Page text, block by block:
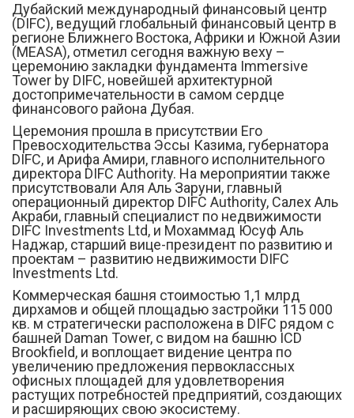
Дубайский международный финансовый центр
(DIFC), ведущий глобальный финансовый центр в
регионе Ближнего Востока, Африки и Южной Азии
(MEASA), отметил сегодня важную веху –
церемонию закладки фундамента Immersive
Tower by DIFC, новейшей архитектурной
достопримечательности в самом сердце
финансового района Дубая.
Церемония прошла в присутствии Его
Превосходительства Эссы Казима, губернатора
DIFC, и Арифа Амири, главного исполнительного
директора DIFC Authority. На мероприятии также
присутствовали Аля Аль Заруни, главный
операционный директор DIFC Authority, Салех Аль
Акраби, главный специалист по недвижимости
DIFC Investments Ltd, и Мохаммад Юсуф Аль
Наджар, старший вице-президент по развитию и
проектам – развитию недвижимости DIFC
Investments Ltd.
Коммерческая башня стоимостью 1,1 млрд
дирхамов и общей площадью застройки 115 000
кв. м стратегически расположена в DIFC рядом с
башней Daman Tower, с видом на башню ICD
Brookfield, и воплощает видение центра по
увеличению предложения первоклассных
офисных площадей для удовлетворения
растущих потребностей предприятий, создающих
и расширяющих свою экосистему.